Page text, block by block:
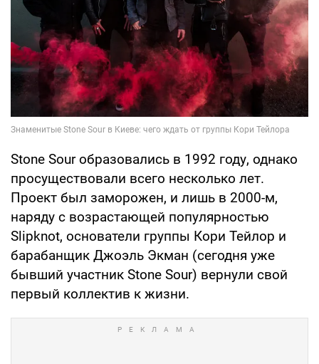
Stone Sour образовались в 1992 году, однако
просуществовали всего несколько лет.
Проект был заморожен, и лишь в 2000-м,
наряду с возрастающей популярностью
Slipknot, основатели группы Кори Тейлор и
барабанщик Джоэль Экман (сегодня уже
бывший участник Stone Sour) вернули свой
первый коллектив к жизни.